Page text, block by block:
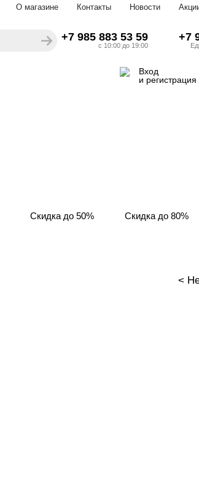
О магазине Контакты Новости
+7 985 883 53 59
с 10:00 до 19:00
+7
Вход
и регистрация
Скидка до 50% Скидка до 80%
<